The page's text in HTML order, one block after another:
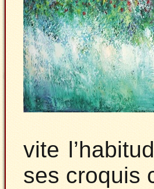
vite
ses croquis